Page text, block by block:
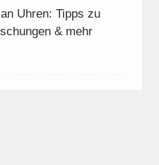
Uhren: Tipps zu
& mehr